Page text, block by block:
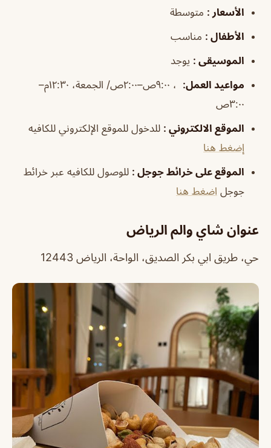
الأسعار : متوسطة
الأطفال : مناسب
الموسيقى : يوجد
مواعيد العمل:
، ٩:٠٠ص–٢:٠٠ص/ الجمعة، ١٢:٣٠م–
٣:٠٠ص
الموقع الالكتروني : للدخول للموقع الإلكتروني للكافيه
إضغط هنا
الموقع على خرائط جوجل : للوصول للكافيه عبر خرائط
جوجل اضغط هنا
عنوان شاي والم الرياض
حي، طريق ابي بكر الصديق، الواحة، الرياض 12443